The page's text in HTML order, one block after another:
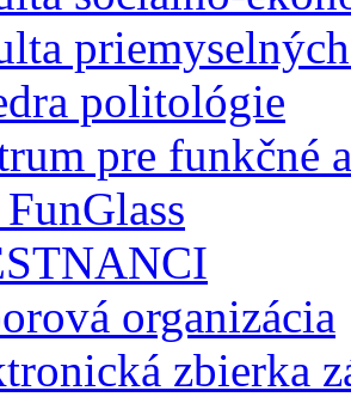
politológie
pre funkčné
organizácia
zbierka